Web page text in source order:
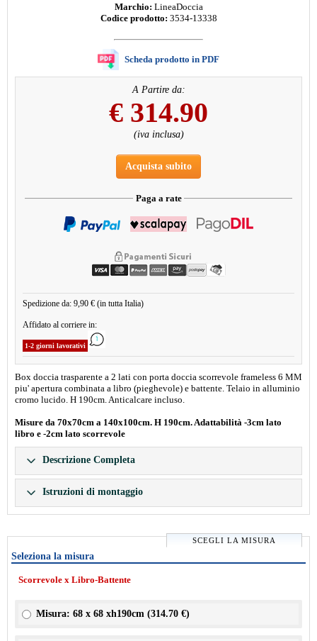
Marchio: LineaDoccia
Codice prodotto: 3534-13338
Scheda prodotto in PDF
A Partire da:
€ 314.90
(iva inclusa)
Acquista subito
Paga a rate
Spedizione da: 9,90 € (in tutta Italia)
Affidato al corriere in:
1-2 giorni lavorativi
Box doccia trasparente a 2 lati con porta doccia scorrevole frameless 6 MM
piu' apertura combinata a libro (pieghevole) e battente. Telaio in alluminio
cromo lucido. H 190cm. Anticalcare incluso.
Misure da 70x70cm a 140x100cm. H 190cm. Adattabilità -3cm lato
libro e -2cm lato scorrevole
Descrizione Completa
Istruzioni di montaggio
SCEGLI LA MISURA
Seleziona la misura
Scorrevole x Libro-Battente
Misura: 68 x 68 xh190cm (314.70 €)